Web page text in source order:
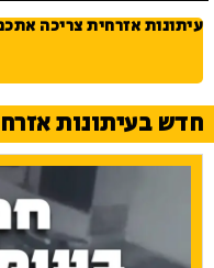
עיתונות אזרחית צריכה
חדש בעיתונות